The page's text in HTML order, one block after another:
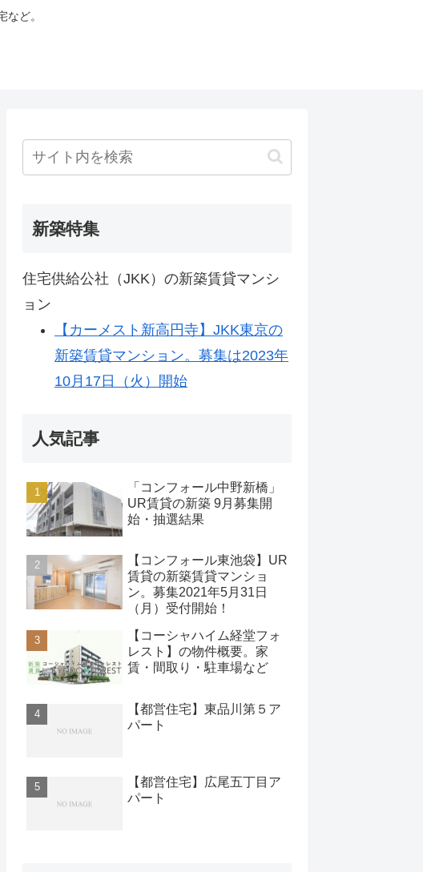
ど。
新築特集
住宅供給公社（JKK）の新築賃貸マンシ
ョン
【カーメスト新高円寺】JKK東京の
新築賃貸マンション。募集は2023年
10月17日（火）開始
人気記事
「コンフォール中野新橋」
UR賃貸の新築 9月募集開
始・抽選結果
【コンフォール東池袋】UR
賃貸の新築賃貸マンショ
ン。募集2021年5月31日
（月）受付開始！
【コーシャハイム経堂フォ
レスト】の物件概要。家
賃・間取り・駐車場など
【都営住宅】東品川第５ア
パート
【都営住宅】広尾五丁目ア
パート